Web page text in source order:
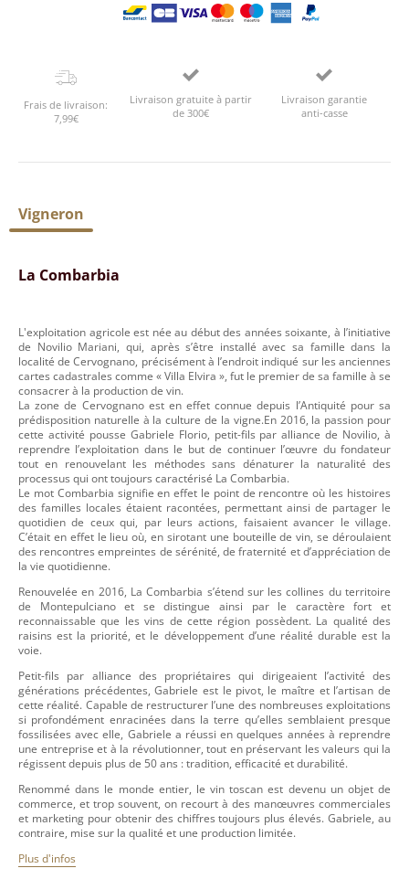
Frais de livraison:
7,99€
Livraison gratuite à partir
de 300€
Livraison garantie
anti-casse
Vigneron
La Combarbia
L'exploitation agricole est née au début des années soixante, à l’initiative
de Novilio Mariani, qui, après s’être installé avec sa famille dans la
localité de Cervognano, précisément à l’endroit indiqué sur les anciennes
cartes cadastrales comme « Villa Elvira », fut le premier de sa famille à se
consacrer à la production de vin.
La zone de Cervognano est en effet connue depuis l’Antiquité pour sa
prédisposition naturelle à la culture de la vigne.En 2016, la passion pour
cette activité pousse Gabriele Florio, petit-fils par alliance de Novilio, à
reprendre l’exploitation dans le but de continuer l’œuvre du fondateur
tout en renouvelant les méthodes sans dénaturer la naturalité des
processus qui ont toujours caractérisé La Combarbia.
Le mot Combarbia signifie en effet le point de rencontre où les histoires
des familles locales étaient racontées, permettant ainsi de partager le
quotidien de ceux qui, par leurs actions, faisaient avancer le village.
C’était en effet le lieu où, en sirotant une bouteille de vin, se déroulaient
des rencontres empreintes de sérénité, de fraternité et d’appréciation de
la vie quotidienne.
Renouvelée en 2016, La Combarbia s’étend sur les collines du territoire
de Montepulciano et se distingue ainsi par le caractère fort et
reconnaissable que les vins de cette région possèdent. La qualité des
raisins est la priorité, et le développement d’une réalité durable est la
voie.
Petit-fils par alliance des propriétaires qui dirigeaient l’activité des
générations précédentes, Gabriele est le pivot, le maître et l’artisan de
cette réalité. Capable de restructurer l’une des nombreuses exploitations
si profondément enracinées dans la terre qu’elles semblaient presque
fossilisées avec elle, Gabriele a réussi en quelques années à reprendre
une entreprise et à la révolutionner, tout en préservant les valeurs qui la
régissent depuis plus de 50 ans : tradition, efficacité et durabilité.
Renommé dans le monde entier, le vin toscan est devenu un objet de
commerce, et trop souvent, on recourt à des manœuvres commerciales
et marketing pour obtenir des chiffres toujours plus élevés. Gabriele, au
contraire, mise sur la qualité et une production limitée.
Plus d'infos